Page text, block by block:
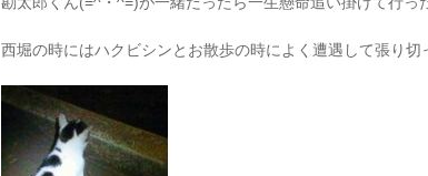
西堀の時にはハクビシンとお散歩の時によく遭遇して張り切